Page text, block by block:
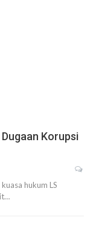
Korupsi
hukum LS